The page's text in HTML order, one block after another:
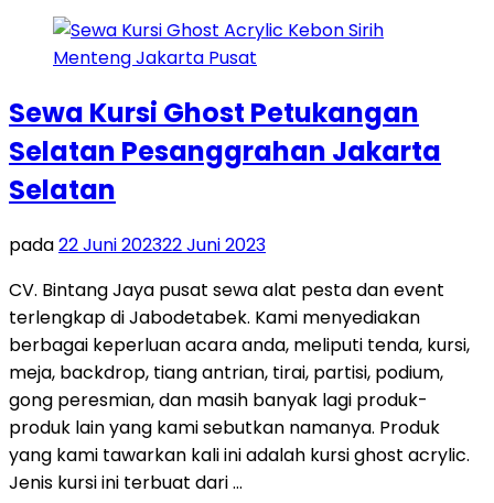
Sewa Kursi Ghost Petukangan
Selatan Pesanggrahan Jakarta
Selatan
pada22 Juni 202322 Juni 2023
CV. Bintang Jaya pusat sewa alat pesta dan event
terlengkap di Jabodetabek. Kami menyediakan
berbagai keperluan acara anda, meliputi tenda, kursi,
meja, backdrop, tiang antrian, tirai, partisi, podium,
gong peresmian, dan masih banyak lagi produk-
produk lain yang kami sebutkan namanya. Produk
yang kami tawarkan kali ini adalah kursi ghost acrylic.
Jenis kursi ini terbuat dari …